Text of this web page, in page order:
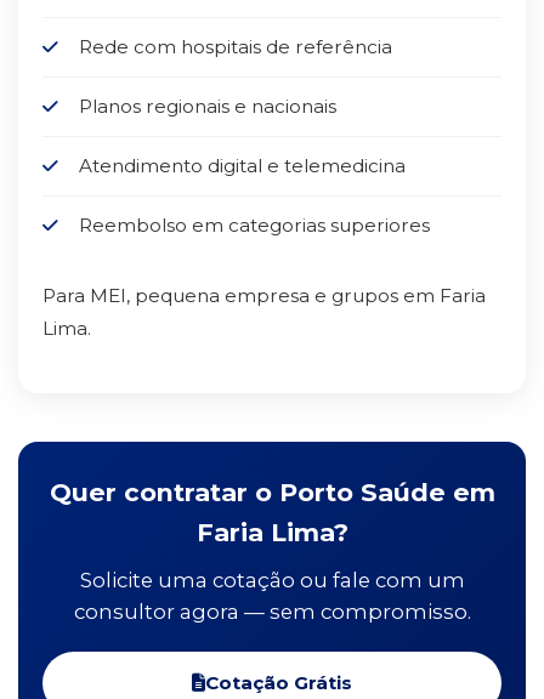
Rede com hospitais de referência
Planos regionais e nacionais
Atendimento digital e telemedicina
Reembolso em categorias superiores
Para MEI, pequena empresa e grupos em Faria
Lima.
Quer contratar o Porto Saúde em
Faria Lima?
Solicite uma cotação ou fale com um
consultor agora — sem compromisso.
Cotação Grátis